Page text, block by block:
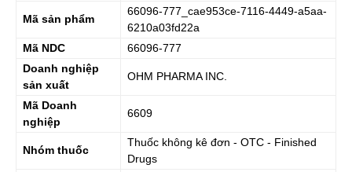
Mã sản phẩm
66096-777_cae953ce-7116-4449-a5aa-
6210a03fd22a
Mã NDC
66096-777
Doanh nghiệp
sản xuất
OHM PHARMA INC.
Mã Doanh
nghiệp
6609
Nhóm thuốc
Thuốc không kê đơn - OTC - Finished
Drugs